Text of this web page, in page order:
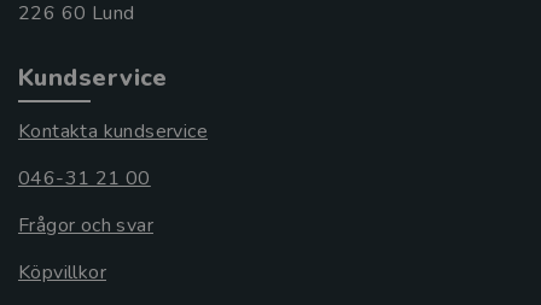
Kundservice
Kontakta kundservice
046-31 21 00
Frågor och svar
Köpvillkor